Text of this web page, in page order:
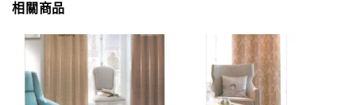
相關商品